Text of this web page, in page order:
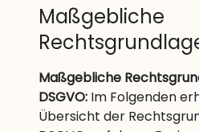
Maßgebliche
Maßgebliche
DSGVO: Im Folgenden
Übersicht der